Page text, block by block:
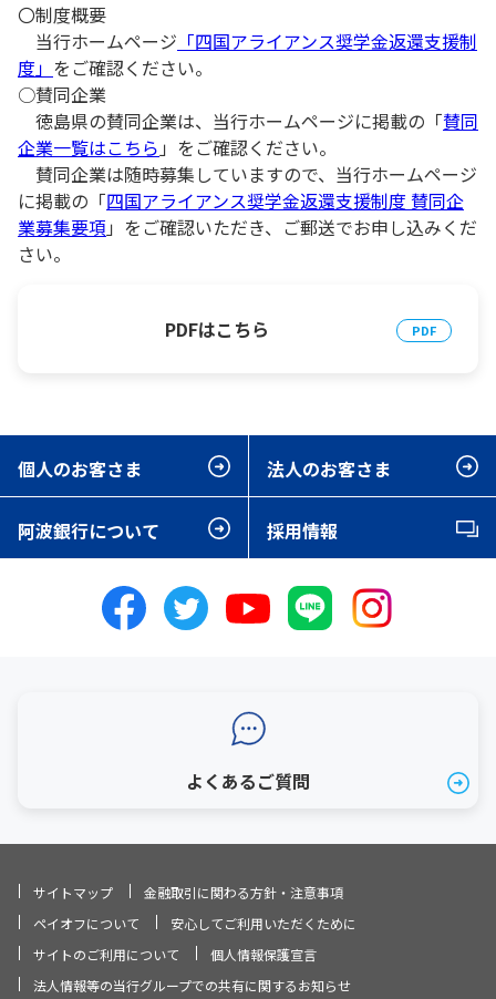
〇制度概要
当行ホームページ 「四国アライアンス奨学金返還支援制
度」 をご確認ください。
○賛同企業
徳島県の賛同企業は、当行ホームページに掲載の「賛同
企業一覧はこちら 」をご確認ください。
賛同企業は随時募集していますので、当行ホームページ
に掲載の「四国アライアンス奨学金返還支援制度 賛同企
業募集要項 」をご確認いただき、ご郵送でお申し込みくだ
さい。
PDFはこちら
個人のお客さま 法人のお客さま
阿波銀行について 採用情報
よくあるご質問
サイトマップ
金融取引に関わる方針・注意事項
ペイオフについて
安心してご利用いただくために
サイトのご利用について
個人情報保護宣言
法人情報等の当行グループでの共有に関するお知らせ